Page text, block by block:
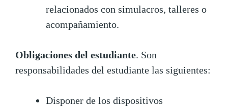
relacionados con simulacros, talleres o
acompañamiento.
Obligaciones del estudiante. Son
responsabilidades del estudiante las siguientes:
Disponer de los dispositivos